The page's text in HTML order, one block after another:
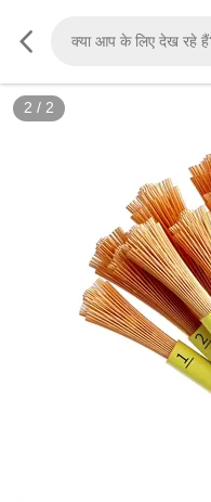
2 / 2